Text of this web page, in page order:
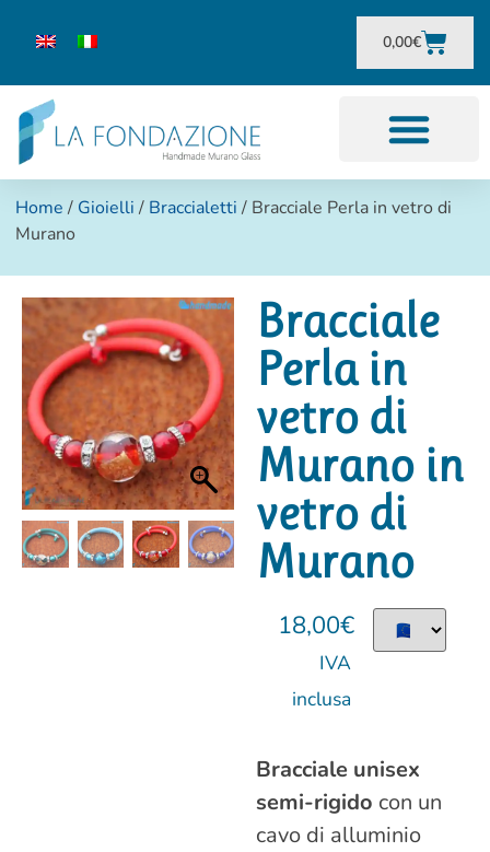
0,00€
Home / Gioielli / Braccialetti / Bracciale Perla in vetro di
Murano
Bracciale
Perla in
vetro di
Murano in
vetro di
Murano
18,00€
IVA
inclusa
Bracciale unisex
semi-rigido con un
cavo di alluminio